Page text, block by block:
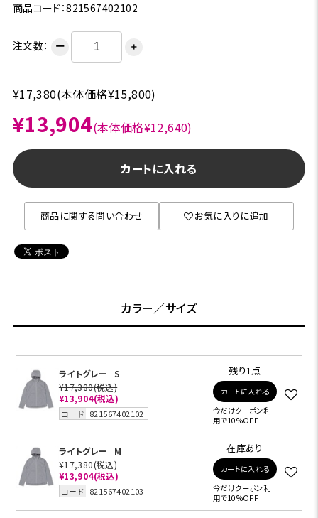
商品コード：821567402102
注文数： ー ＋
¥17,380(本体価格¥15,800)
¥13,904(本体価格¥12,640)
カートに入れる
商品に関する問い合わせ お気に入りに追加
カラー／サイズ
ライトグレー
S
¥17,380(税込)
¥13,904(税込)
コード 821567402102
残り1点
カートに入れる
今だけクーポン利
用で10%OFF
ライトグレー
M
¥17,380(税込)
¥13,904(税込)
コード 821567402103
在庫あり
カートに入れる
今だけクーポン利
用で10%OFF